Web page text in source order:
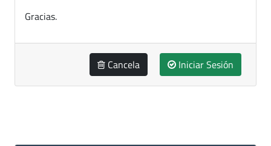
Gracias.
Cancela Iniciar Sesión